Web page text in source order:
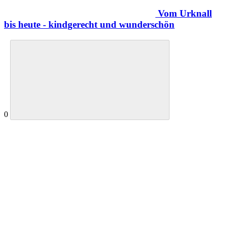
Vom Urknall
bis heute - kindgerecht und wunderschön
0